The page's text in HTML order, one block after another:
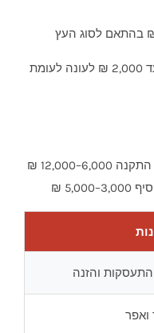
עם עץ מקומי זול – 1,000 עד 2,000 ₪ לעונה לעומת
₪
₪
והזנה